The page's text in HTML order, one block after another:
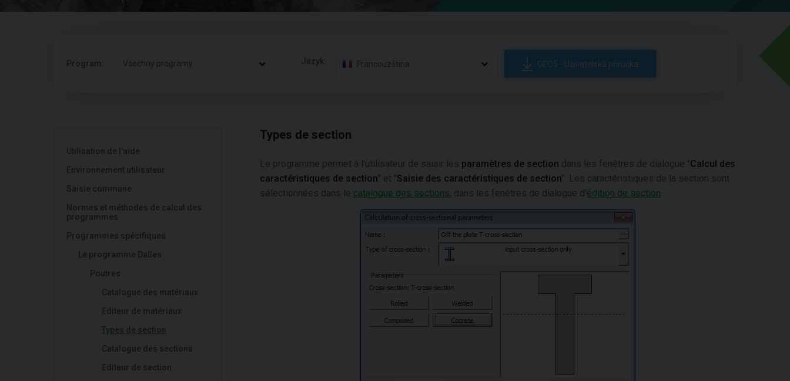
Program: Všechny programy Jazyk: Francouzština GEO5 - Uživatelská příručka
Utilisation de l'aide
Environnement utilisateur
Saisie commune
Normes et méthodes de calcul des
programmes
Programmes spécifiques
Le programme Dalles
Poutres
Catalogue des matériaux
Editeur de matériaux
Types de section
Catalogue des sections
Editeur de section
Types de section
Le programme permet à l'utilisateur de saisir les paramètres de section dans les fenêtres de dialogue "Calcul des
caractéristiques de section" et "Saisie des caractéristiques de section". Les caractéristiques de la section sont
sélectionnées dans le catalogue des sections, dans les fenêtres de dialogue d'édition de section